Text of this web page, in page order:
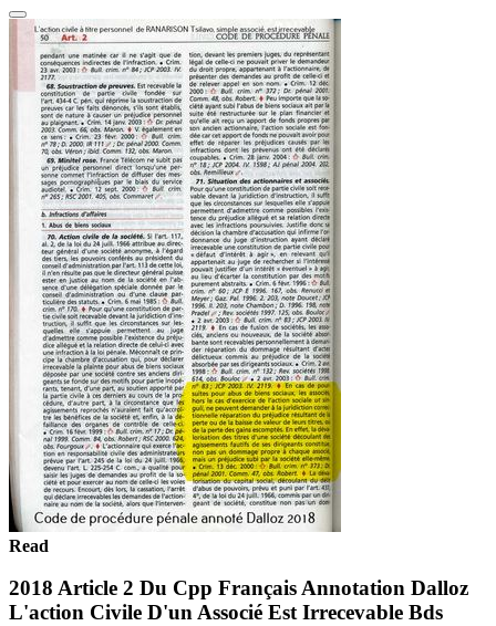
Read
2018 Article 2 Du Cpp Français Annotation Dalloz
L'action Civile D'un Associé Est Irrecevable Bds